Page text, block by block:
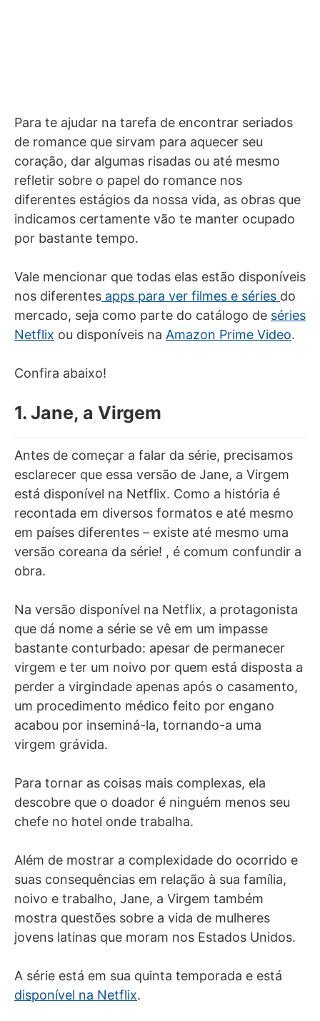
Para te ajudar na tarefa de encontrar seriados
de romance que sirvam para aquecer seu
coração, dar algumas risadas ou até mesmo
refletir sobre o papel do romance nos
diferentes estágios da nossa vida, as obras que
indicamos certamente vão te manter ocupado
por bastante tempo.
Vale mencionar que todas elas estão disponíveis
nos diferentes apps para ver filmes e séries do
mercado, seja como parte do catálogo de séries
Netflix ou disponíveis na Amazon Prime Video.
Confira abaixo!
1. Jane, a Virgem
Antes de começar a falar da série, precisamos
esclarecer que essa versão de Jane, a Virgem
está disponível na Netflix. Como a história é
recontada em diversos formatos e até mesmo
em países diferentes – existe até mesmo uma
versão coreana da série! , é comum confundir a
obra.
Na versão disponível na Netflix, a protagonista
que dá nome a série se vê em um impasse
bastante conturbado: apesar de permanecer
virgem e ter um noivo por quem está disposta a
perder a virgindade apenas após o casamento,
um procedimento médico feito por engano
acabou por inseminá-la, tornando-a uma
virgem grávida.
Para tornar as coisas mais complexas, ela
descobre que o doador é ninguém menos seu
chefe no hotel onde trabalha.
Além de mostrar a complexidade do ocorrido e
suas consequências em relação à sua família,
noivo e trabalho, Jane, a Virgem também
mostra questões sobre a vida de mulheres
jovens latinas que moram nos Estados Unidos.
A série está em sua quinta temporada e está
disponível na Netflix.